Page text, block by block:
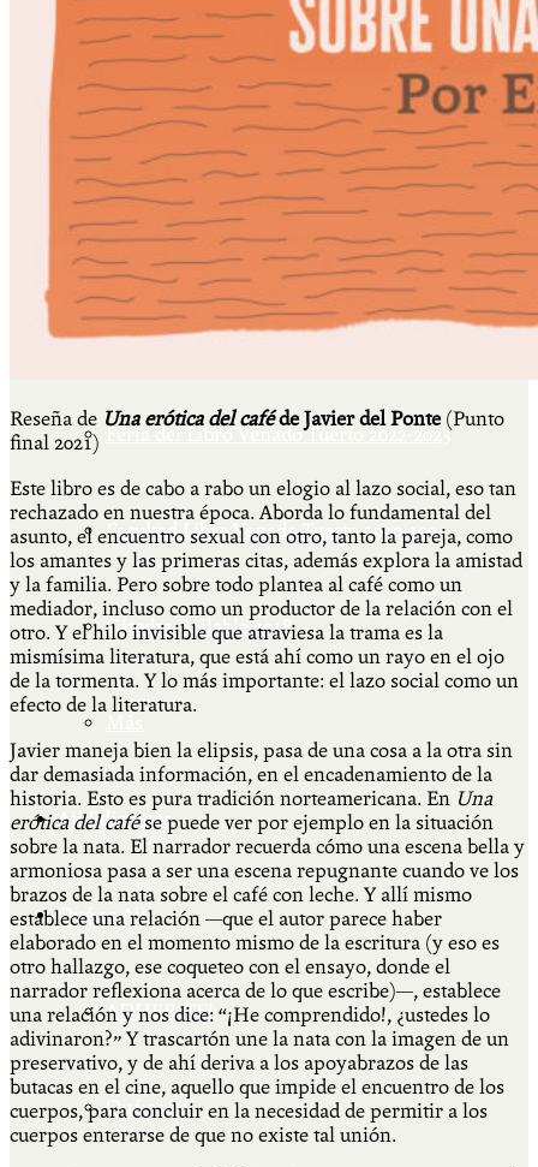
Más
Actividades & contenido
AJÍ EN YOUTUBE
Universidad Experimental 2022-2025
Feria del Libro Venado Tuerto 2022-2025
Facultad Libre Venado Tuerto 1990-1994
Cátedra Bailable 2018
Ají Ediciones
Qué es Ají
ADHERITE!
Qué es Ají
Reseña de Una erótica del caféde Javier del Ponte(Punto
final 2021)
Este libro es de cabo a rabo un elogio al lazo social, eso tan
rechazado en nuestra época. Aborda lo fundamental del
asunto, el encuentro sexual con otro, tanto la pareja, como
los amantes y las primeras citas, además explora la amistad
y la familia. Pero sobre todo plantea al café como un
mediador, incluso como un productor de la relación con el
otro. Y el hilo invisible que atraviesa la trama es la
mismísima literatura, que está ahí como un rayo en el ojo
de la tormenta. Y lo más importante: el lazo social como un
efecto de la literatura.
Javier maneja bien la elipsis, pasa de una cosa a la otra sin
dar demasiada información, en el encadenamiento de la
historia. Esto es pura tradición norteamericana. En Una
erótica del cafése puede ver por ejemplo en la situación
sobre la nata. El narrador recuerda cómo una escena bella y
armoniosa pasa a ser una escena repugnante cuando ve los
brazos de la nata sobre el café con leche. Y allí mismo
establece una relación —que el autor parece haber
elaborado en el momento mismo de la escritura (y eso es
otro hallazgo, ese coqueteo con el ensayo, donde el
narrador reflexiona acerca de lo que escribe)—, establece
una relación y nos dice: “¡He comprendido!, ¿ustedes lo
adivinaron?” Y trascartón une la nata con la imagen de un
preservativo, y de ahí deriva a los apoyabrazos de las
butacas en el cine, aquello que impide el encuentro de los
cuerpos, para concluir en la necesidad de permitir a los
cuerpos enterarse de que no existe tal unión.